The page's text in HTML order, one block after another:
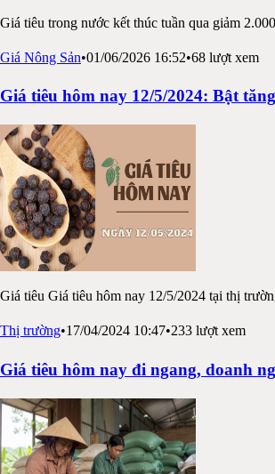
Giá tiêu trong nước kết thúc tuần qua giảm
Giá Nông Sản•01/06/2026 16:52•68 lượt xem
Giá tiêu hôm nay 12/5/2024: Bật
Giá tiêu Giá tiêu hôm nay 12/5/2024 tại thị
Thị trường•17/04/2024 10:47•233 lượt xem
Giá tiêu hôm nay đi ngang, doanh